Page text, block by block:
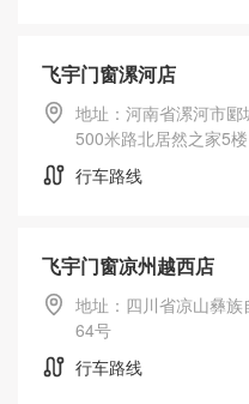
飞宇门窗漯河店
地址：河南省漯河市
500米路北居然之家5楼
行车路线
飞宇门窗凉州越西店
地址：四川省凉山彝
64号
行车路线